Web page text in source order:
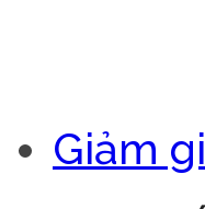
Giảm